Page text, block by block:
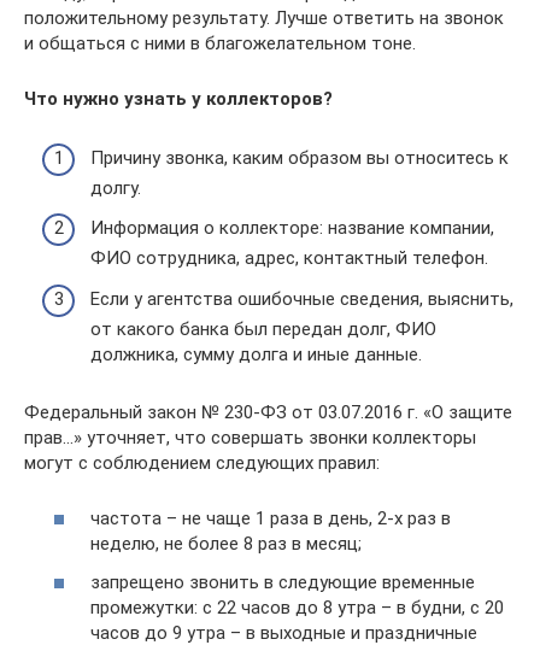
положительному результату. Лучше ответить на звонок
и общаться с ними в благожелательном тоне.
Что нужно узнать у коллекторов?
Причину звонка, каким образом вы относитесь к
долгу.
Информация о коллекторе: название компании,
ФИО сотрудника, адрес, контактный телефон.
Если у агентства ошибочные сведения, выяснить,
от какого банка был передан долг, ФИО
должника, сумму долга и иные данные.
Федеральный закон № 230-ФЗ от 03.07.2016 г. «О защите
прав…» уточняет, что совершать звонки коллекторы
могут с соблюдением следующих правил:
частота – не чаще 1 раза в день, 2-х раз в
неделю, не более 8 раз в месяц;
запрещено звонить в следующие временные
промежутки: с 22 часов до 8 утра – в будни, с 20
часов до 9 утра – в выходные и праздничные